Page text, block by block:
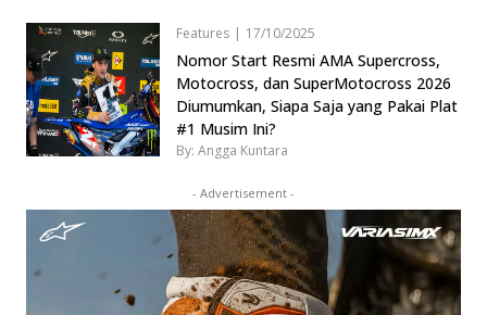
Features | 17/10/2025
Nomor Start Resmi AMA Supercross,
Motocross, dan SuperMotocross 2026
Diumumkan, Siapa Saja yang Pakai Plat
#1 Musim Ini?
By: Angga Kuntara
- Advertisement -